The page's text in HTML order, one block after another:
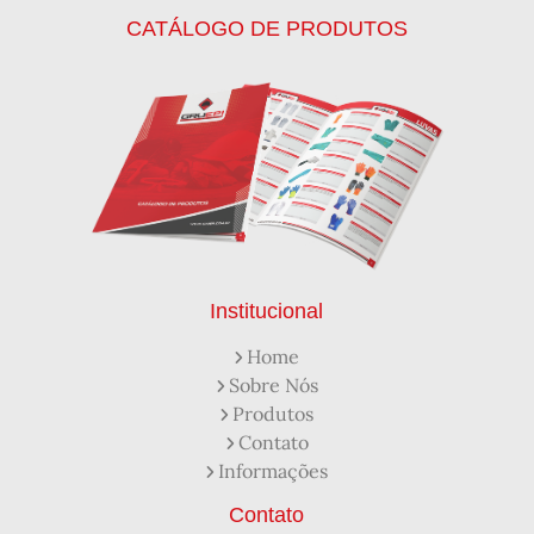
Calçados de Segurança
Calçados de Segurança Epi
Capacete de Segurança Ca
Capacete de Segurança Classe b
Capacetes de Proteção
Capacetes de Proteção EPI
Capacetes de Segurança
Capacetes EPI
Capa de Chuva Pvc Amarela C/ Forro e Capuz
Capa de Chuva Pvc Preta C/ Forro e Capuz
Como Protetor Solar Funciona
Creme Protetor da Pele
Creme Protetor para Pele
Desengraxante Industrial
Desengraxante Industrial Biodegradável
Desengraxante o Que é
Distribuidora de Equipamentos de Segurança
CATÁLOGO DE PRODUTOS
Institucional
Home
Sobre Nós
Produtos
Contato
Informações
Contato